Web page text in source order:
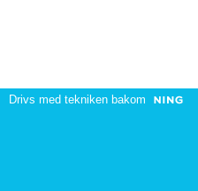
. Drivs med tekniken bakom